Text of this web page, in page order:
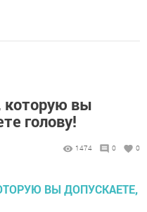
которую вы
голову!
1474 0 0